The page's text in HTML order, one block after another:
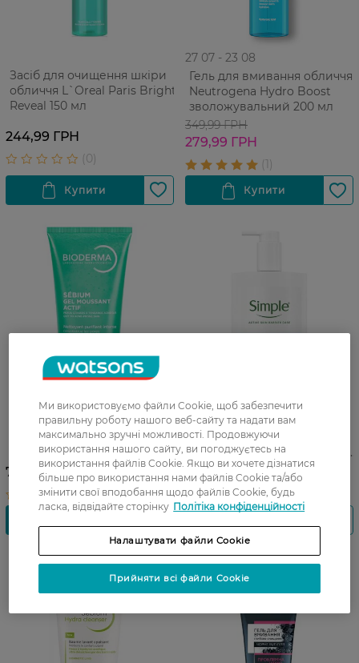
Засіб для очищення шкіри
обличчя L`Oreal Paris Bright
Reveal 150 мл
244,99 ГРН
27 07 - 23 08
Гель для вмивання обличчя
Neutrogena Hydro Boost
зволожувальний 200 мл
349,99 ГРН
279,99 ГРН
Гель Bioderma Sebium Actif
Очищувальний 200 мл
754,99 ГРН
Зволожувальний
міцелярний засіб для
вмивання SIMPLE Hydrate+
Scope Активний Догляд 240
мл
349,99 ГРН
Ми використовуємо файли Cookie, щоб забезпечити
правильну роботу нашого веб-сайту та надати вам
максимально зручні можливості. Продовжуючи
використання нашого сайту, ви погоджуєтесь на
використання файлів Cookie. Якщо ви хочете дізнатися
більше про використання нами файлів Cookie та/або
змінити свої вподобання щодо файлів Cookie, будь
ласка, відвідайте сторінку Політіка конфіденційності
Налаштувати файли Cookie
Прийняти всі файли Cookie